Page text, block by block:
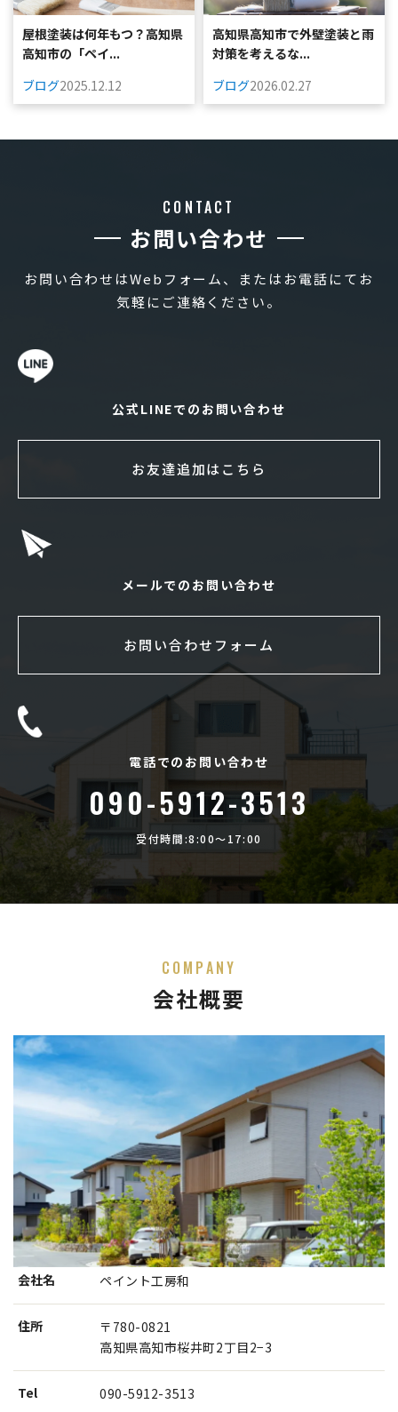
屋根塗装は何年もつ？高知県
高知市の「ペイ...
ブログ2025.12.12
高知県高知市で外壁塗装と雨
対策を考えるな...
ブログ2026.02.27
CONTACT
お問い合わせ
お問い合わせはWebフォーム、またはお電話にてお
気軽にご連絡ください。
公式LINEでのお問い合わせ
お友達追加はこちら
メールでのお問い合わせ
お問い合わせフォーム
電話でのお問い合わせ
090-5912-3513
受付時間:8:00〜17:00
COMPANY
会社概要
会社名 ペイント工房和
住所
〒780-0821
高知県高知市桜井町2丁目2−3
Tel 090-5912-3513